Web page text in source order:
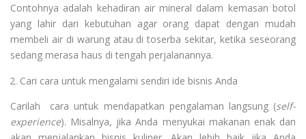
Contohnya adalah kehadiran air mineral dalam kemasan botol
yang lahir dari kebutuhan agar orang dapat dengan mudah
membeli air di warung atau di toserba sekitar, ketika seseorang
sedang merasa haus di tengah perjalanannya.
Cari cara untuk mengalami sendiri ide bisnis Anda
Carilah cara untuk mendapatkan pengalaman langsung (self-
experience). Misalnya, jika Anda menyukai makanan enak dan